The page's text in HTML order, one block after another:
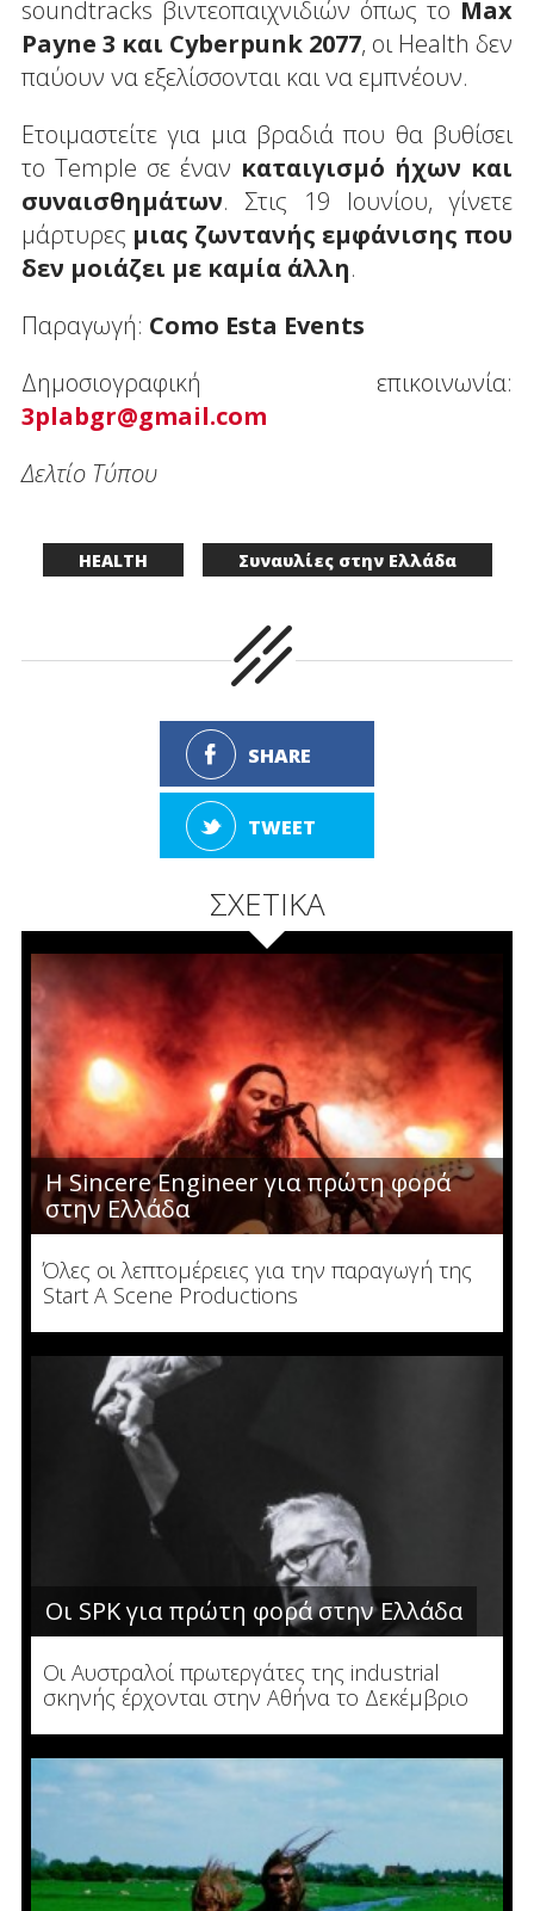
soundtracks βιντεοπαιχνιδιών όπως το Max
Payne 3 και Cyberpunk 2077, οι Health δεν
παύουν να εξελίσσονται και να εμπνέουν.
Ετοιμαστείτε για μια βραδιά που θα βυθίσει
το Temple σε έναν καταιγισμό ήχων και
συναισθημάτων. Στις 19 Ιουνίου, γίνετε
μάρτυρες μιας ζωντανής εμφάνισης που
δεν μοιάζει με καμία άλλη.
Παραγωγή: Como Esta Events
Δημοσιογραφική επικοινωνία:
3plabgr@gmail.com
Δελτίο Τύπου
HEALTH Συναυλίες στην Ελλάδα
SHARE
TWEET
ΣΧΕΤΙΚΑ
Η Sincere Engineer για πρώτη φορά
στην Ελλάδα
Όλες οι λεπτομέρειες για την παραγωγή της
Start A Scene Productions
Οι SPK για πρώτη φορά στην Ελλάδα
Οι Αυστραλοί πρωτεργάτες της industrial
σκηνής έρχονται στην Αθήνα το Δεκέμβριο